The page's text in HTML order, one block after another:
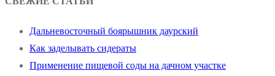
Дальневосточный боярышник даурский
Как заделывать сидераты
Применение пищевой соды на дачном участке